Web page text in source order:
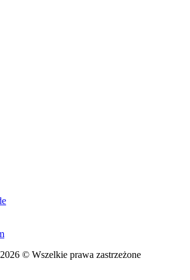
© Wszelkie prawa zastrzeżone